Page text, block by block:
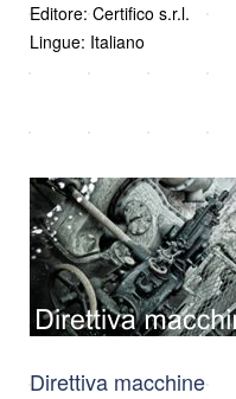
Editore: Certifico s.r.l.
Lingue: Italiano
Direttiva macchine